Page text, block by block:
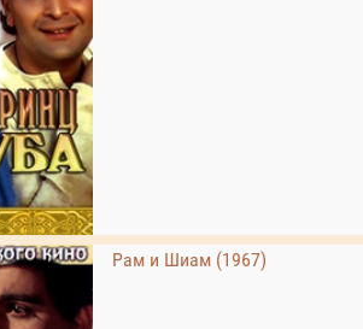
Рам и Шиам (1967)